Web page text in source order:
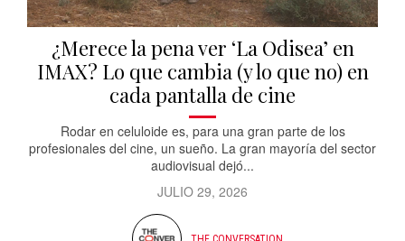
¿Merece la pena ver ‘La Odisea’ en
IMAX? Lo que cambia (y lo que no) en
cada pantalla de cine
Rodar en celuloide es, para una gran parte de los
profesionales del cine, un sueño. La gran mayoría del sector
audiovisual dejó...
JULIO 29, 2026